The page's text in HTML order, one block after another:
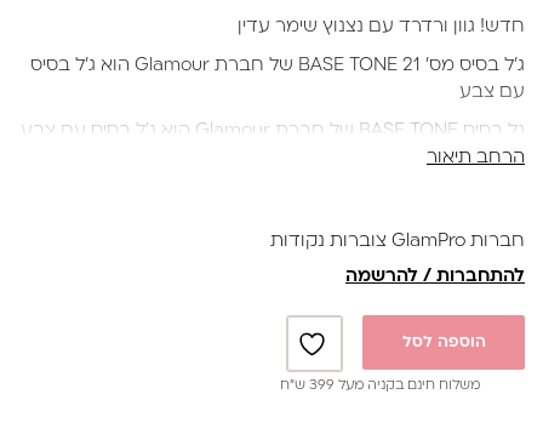
₪59.
₪44.
חדש! גוון ורדרד עם נצנוץ שימר עדין
ג’ל בסיס מס’ 21 BASE TONE של חברת Glamour הוא ג’ל בסיס
עם צבע
גל בסיס BASE TONE של חברת Glamour הוא ג'ל בסיס עם צבע
שמצריך לפניי שכבת בייס
1. הכנה של הציפורניים (כרגיל)
2. ניטרול לוחית הציפורן עם נוזל ייעודי לאיזון רמת החומציות
הרחב תיאור
חברות GlamPro צוברות נקודות
להתחברות / להרשמה
הוספה לסל
משלוח חינם בקניה מעל 399 ש”ח